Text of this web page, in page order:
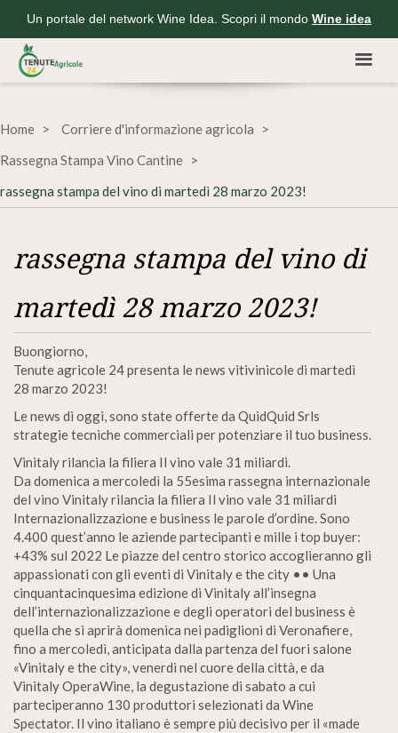
Un portale del network Wine Idea. Scopri il mondo Wine idea
Home
Corriere d'informazione agricola
Rassegna Stampa Vino Cantine
rassegna stampa del vino di martedì 28 marzo 2023!
rassegna stampa del vino di
martedì 28 marzo 2023!
Buongiorno,
Tenute agricole 24 presenta le news vitivinicole di martedì
28 marzo 2023!
Le news di oggi, sono state offerte da QuidQuid Srls
strategie tecniche commerciali per potenziare il tuo business.
Vinitaly rilancia la filiera Il vino vale 31 miliardi.
Da domenica a mercoledì la 55esima rassegna internazionale
del vino Vinitaly rilancia la filiera Il vino vale 31 miliardi
Internazionalizzazione e business le parole d’ordine. Sono
4.400 quest’anno le aziende partecipanti e mille i top buyer:
+43% sul 2022 Le piazze del centro storico accoglieranno gli
appassionati con gli eventi di Vinitaly e the city •• Una
cinquantacinquesima edizione di Vinitaly all’insegna
dell’internazionalizzazione e degli operatori del business è
quella che si aprirà domenica nei padiglioni di Veronafiere,
fino a mercoledì, anticipata dalla partenza del fuori salone
«Vinitaly e the city», venerdì nel cuore della città, e da
Vinitaly OperaWine, la degustazione di sabato a cui
parteciperanno 130 produttori selezionati da Wine
Spectator. Il vino italiano è sempre più decisivo per il «made